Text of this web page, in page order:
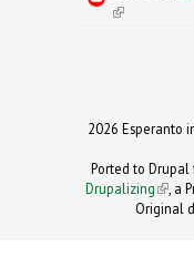
(link is
2026 Esperanto
Ported to
Drupalizing(link, a
Original